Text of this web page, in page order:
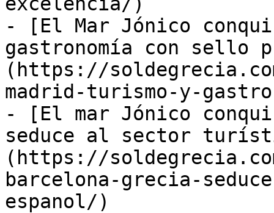
- [El Mar Jónico
gastronomía con sello
(https://
madrid-turismo-y-
- [El mar Jónico
seduce al sector
(https://
barcelona-grecia-
espanol/)